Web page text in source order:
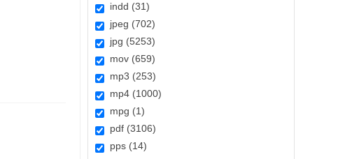
indd (31)
jpeg (702)
jpg (5253)
mov (659)
mp3 (253)
mp4 (1000)
mpg (1)
pdf (3106)
pps (14)